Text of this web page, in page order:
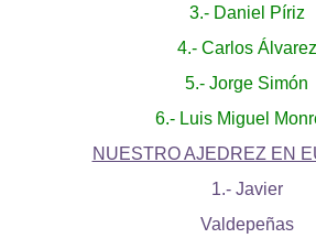
3.- Daniel Píriz
4.- Carlos Álvarez
5.- Jorge Simón
6.- Luis Miguel
NUESTRO AJEDREZ EN
1.- Javier
Valdepeñas